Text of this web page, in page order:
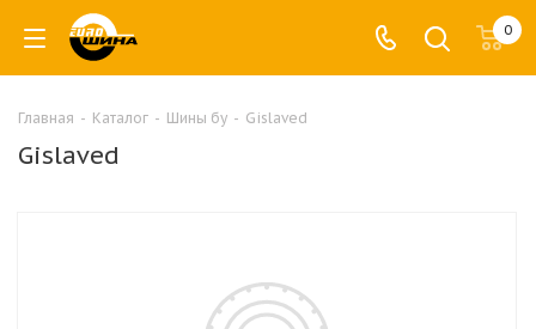
0
Главная - Каталог - Шины бу - Gislaved
Gislaved